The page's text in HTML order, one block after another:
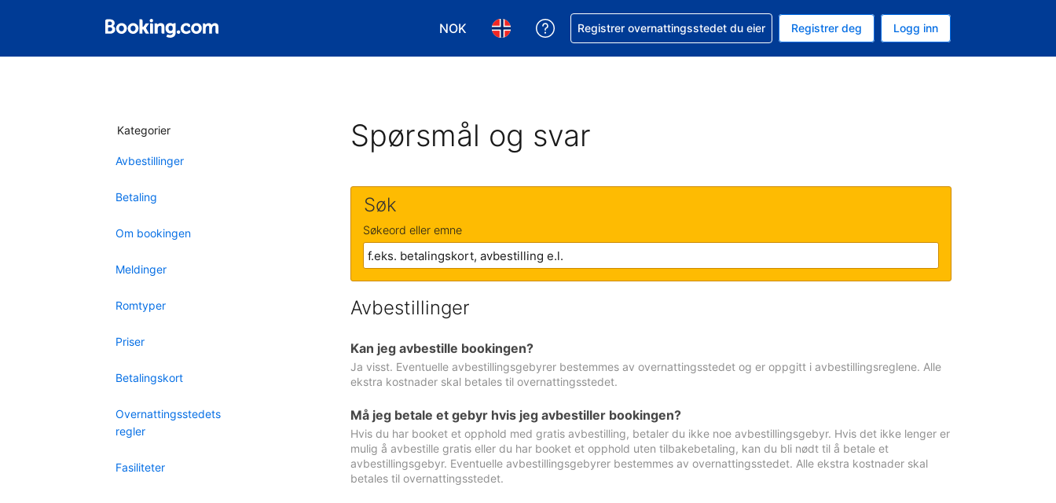
NOK
Velg valuta. Du har valgt Norsk krone som valuta
Velg språk. Du har valgt Norsk som språk
Få hjelp med bookingen din
Registrer overnattingsstedet du eier Registrer deg Logg inn
Kategorier
Avbestillinger
Betaling
Om bookingen
Meldinger
Romtyper
Priser
Betalingskort
Overnattingsstedets
regler
Fasiliteter
Spørsmål og svar
Søk
Søkeord eller emne
Avbestillinger
Kan jeg avbestille bookingen?
Ja visst. Eventuelle avbestillingsgebyrer bestemmes av overnattingsstedet og er oppgitt i avbestillingsreglene. Alle
ekstra kostnader skal betales til overnattingsstedet.
Må jeg betale et gebyr hvis jeg avbestiller bookingen?
Hvis du har booket et opphold med gratis avbestilling, betaler du ikke noe avbestillingsgebyr. Hvis det ikke lenger er
mulig å avbestille gratis eller du har booket et opphold uten tilbakebetaling, kan du bli nødt til å betale et
avbestillingsgebyr. Eventuelle avbestillingsgebyrer bestemmes av overnattingsstedet. Alle ekstra kostnader skal
betales til overnattingsstedet.